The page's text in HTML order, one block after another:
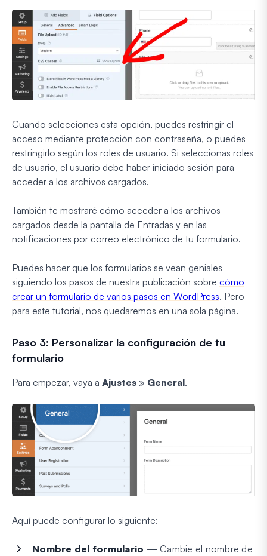
Cuando selecciones esta opción, puedes restringir el
acceso mediante protección con contraseña, o puedes
restringirlo según los roles de usuario. Si seleccionas roles
de usuario, el usuario debe haber iniciado sesión para
acceder a los archivos cargados.
También te mostraré cómo acceder a los archivos
cargados desde la pantalla de Entradas y en las
notificaciones por correo electrónico de tu formulario.
Puedes hacer que los formularios se vean geniales
siguiendo los pasos de nuestra publicación sobre cómo
crear un formulario de varios pasos en WordPress. Pero
para este tutorial, nos quedaremos en una sola página.
Paso 3: Personalizar la configuración de tu
formulario
Para empezar, vaya a Ajustes » General.
Aquí puede configurar lo siguiente:
Nombre del formulario — Cambie el nombre de